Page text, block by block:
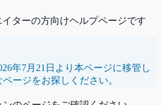
ターの方向けヘルプページです
年7月21日より本ページに移管し
ージをお探しください。